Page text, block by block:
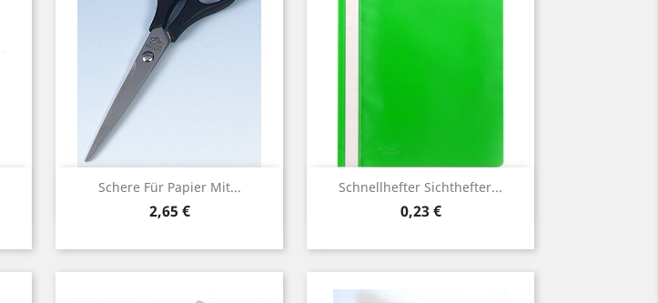
Schere Für Papier Mit...
Preis
2,65 €
Vorschau Schnellhefter Sichthefter...
Preis
0,23 €
Vorschau